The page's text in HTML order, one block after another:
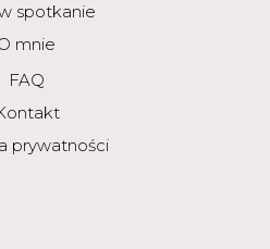
FAQ
prywatności
spotkanie
mnie